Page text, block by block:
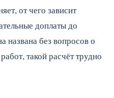
от чего зависит
доплаты до
названа без вопросов о
такой расчёт трудно